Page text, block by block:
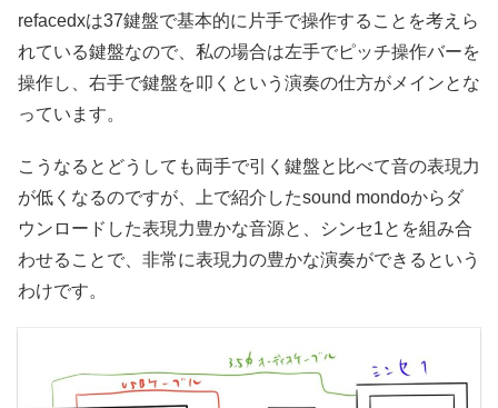
refacedxは37鍵盤で基本的に片手で操作することを考えら
れている鍵盤なので、私の場合は左手でピッチ操作バーを
操作し、右手で鍵盤を叩くという演奏の仕方がメインとな
っています。
こうなるとどうしても両手で引く鍵盤と比べて音の表現力
が低くなるのですが、上で紹介したsound mondoからダ
ウンロードした表現力豊かな音源と、シンセ1とを組み合
わせることで、非常に表現力の豊かな演奏ができるという
わけです。